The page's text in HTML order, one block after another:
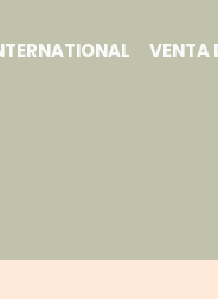
VENTA